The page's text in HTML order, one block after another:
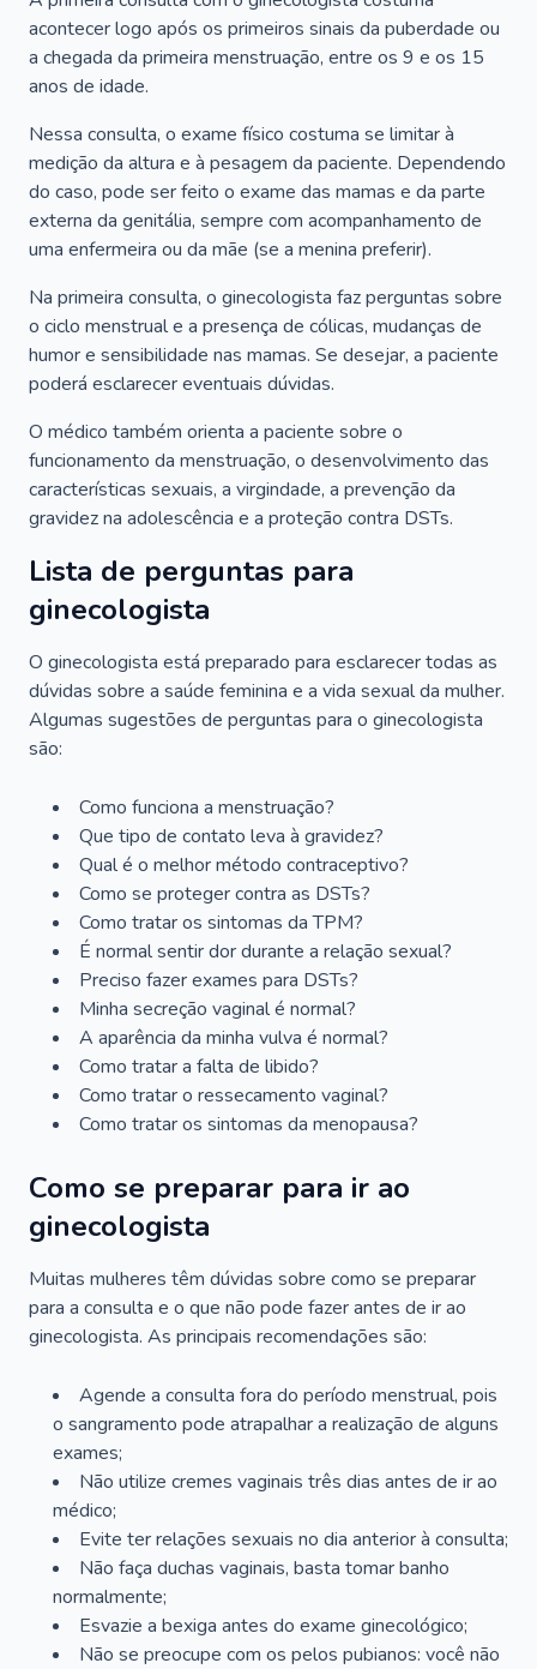
acontecer logo após os primeiros sinais da puberdade ou
a chegada da primeira menstruação, entre os 9 e os 15
anos de idade.
Nessa consulta, o exame físico costuma se limitar à
medição da altura e à pesagem da paciente. Dependendo
do caso, pode ser feito o exame das mamas e da parte
externa da genitália, sempre com acompanhamento de
uma enfermeira ou da mãe (se a menina preferir).
Na primeira consulta, o ginecologista faz perguntas sobre
o ciclo menstrual e a presença de cólicas, mudanças de
humor e sensibilidade nas mamas. Se desejar, a paciente
poderá esclarecer eventuais dúvidas.
O médico também orienta a paciente sobre o
funcionamento da menstruação, o desenvolvimento das
características sexuais, a virgindade, a prevenção da
gravidez na adolescência e a proteção contra DSTs.
Lista de perguntas para
ginecologista
O ginecologista está preparado para esclarecer todas as
dúvidas sobre a saúde feminina e a vida sexual da mulher.
Algumas sugestões de perguntas para o ginecologista
são:
Como funciona a menstruação?
Que tipo de contato leva à gravidez?
Qual é o melhor método contraceptivo?
Como se proteger contra as DSTs?
Como tratar os sintomas da TPM?
É normal sentir dor durante a relação sexual?
Preciso fazer exames para DSTs?
Minha secreção vaginal é normal?
A aparência da minha vulva é normal?
Como tratar a falta de libido?
Como tratar o ressecamento vaginal?
Como tratar os sintomas da menopausa?
Como se preparar para ir ao
ginecologista
Muitas mulheres têm dúvidas sobre como se preparar
para a consulta e o que não pode fazer antes de ir ao
ginecologista. As principais recomendações são:
Agende a consulta fora do período menstrual, pois
o sangramento pode atrapalhar a realização de alguns
exames;
Não utilize cremes vaginais três dias antes de ir ao
médico;
Evite ter relações sexuais no dia anterior à consulta;
Não faça duchas vaginais, basta tomar banho
normalmente;
Esvazie a bexiga antes do exame ginecológico;
Não se preocupe com os pelos pubianos: você não